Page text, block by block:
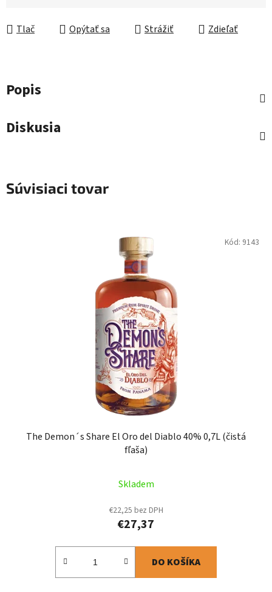
Tlač
Opýtať sa Strážiť Zdieľať
Popis
Diskusia
Súvisiaci tovar
The Demon´s Share El Oro del Diablo 40% 0,7L (čistá
fľaša)
Skladem
€22,25 bez DPH
€27,37
DO KOŠÍKA
Kód: 9143